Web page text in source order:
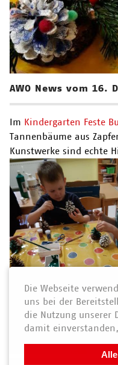
AWO News vom 16.
Im Kindergarten Feste
Tannenbäume aus
Kunstwerke sind echte
Die Webseite
uns bei der
die Nutzung unserer
damit